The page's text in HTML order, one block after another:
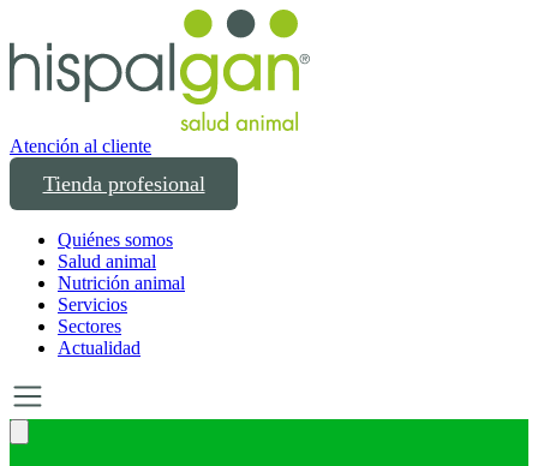
Atención al cliente
Tienda profesional
Quiénes somos
Salud animal
Nutrición animal
Servicios
Sectores
Actualidad